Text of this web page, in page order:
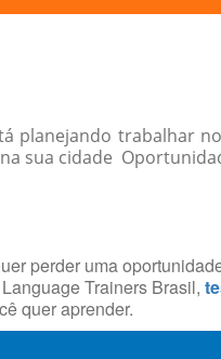
planejando trabalhar
sua cidade
perder uma
Trainers Brasil,
quer aprender.